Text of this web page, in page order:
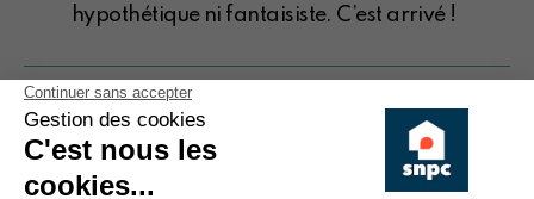
hypothétique ni fantaisiste. C’est arrivé !
06.05.2022- L'actualité - Article
Le choix de l’avocat revient aux
copropriétés …et à elles seules !